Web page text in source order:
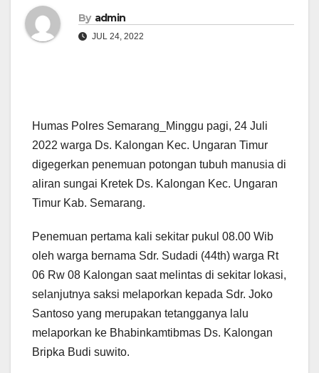
By admin
JUL 24, 2022
Humas Polres Semarang_Minggu pagi, 24 Juli
2022 warga Ds. Kalongan Kec. Ungaran Timur
digegerkan penemuan potongan tubuh manusia di
aliran sungai Kretek Ds. Kalongan Kec. Ungaran
Timur Kab. Semarang.
Penemuan pertama kali sekitar pukul 08.00 Wib
oleh warga bernama Sdr. Sudadi (44th) warga Rt
06 Rw 08 Kalongan saat melintas di sekitar lokasi,
selanjutnya saksi melaporkan kepada Sdr. Joko
Santoso yang merupakan tetangganya lalu
melaporkan ke Bhabinkamtibmas Ds. Kalongan
Bripka Budi suwito.